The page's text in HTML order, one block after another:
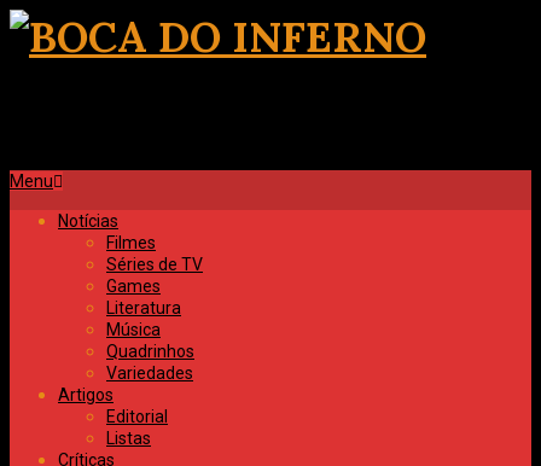
Skip
content
INFERNO
Primary
Menu
Menu
Notícias
Filmes
Séries de TV
Games
Literatura
Música
Quadrinhos
Variedades
Artigos
Editorial
Listas
Críticas